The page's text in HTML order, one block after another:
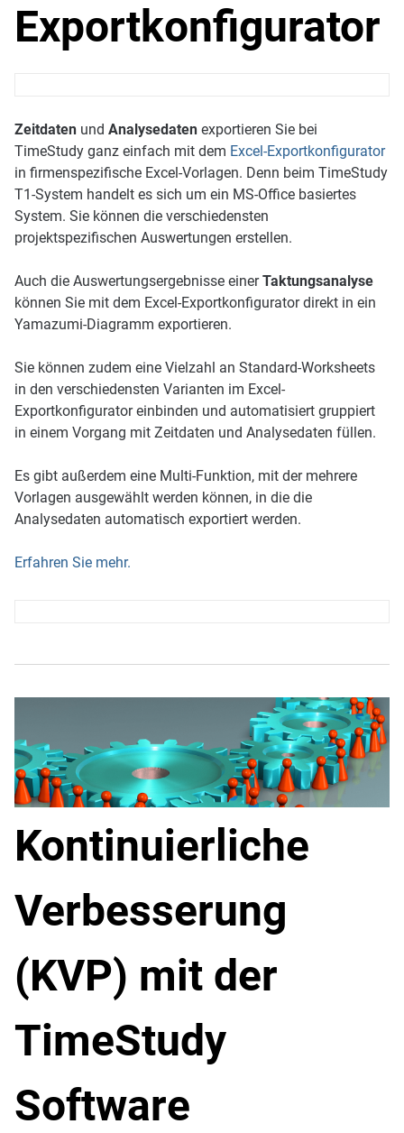
Exportkonfigurator
Zeitdatenund Analysedatenexportieren Sie bei
TimeStudy ganz einfach mit dem Excel-Exportkonfigurator
in firmenspezifische Excel-Vorlagen. Denn beim TimeStudy
T1-System handelt es sich um ein MS-Office basiertes
System. Sie können die verschiedensten
projektspezifischen Auswertungen erstellen.
Auch die Auswertungsergebnisse einerTaktungsanalyse
können Sie mit dem Excel-Exportkonfigurator direkt in ein
Yamazumi-Diagramm exportieren.
Sie können zudem eine Vielzahl an Standard-Worksheets
in den verschiedensten Varianten im Excel-
Exportkonfigurator einbinden und automatisiert gruppiert
in einem Vorgang mit Zeitdaten und Analysedaten füllen.
Es gibt außerdem eine Multi-Funktion, mit der mehrere
Vorlagen ausgewählt werden können, in die die
Analysedaten automatisch exportiert werden.
Erfahren Sie mehr.
Kontinuierliche
Verbesserung
(KVP) mit der
TimeStudy
Software